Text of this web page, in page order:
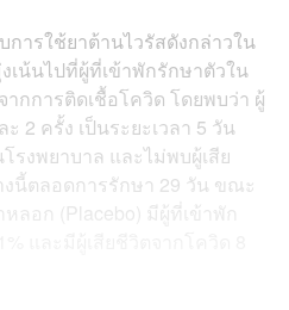
ารใช้ยาต้านไวรัสดังกล่าวใน
เน้นไปที่ผู้ที่เข้าพักรักษาตัวใน
กการติดเชื้อโควิด โดยพบว่า ผู้
2 ครั้ง เป็นระยะเวลา 5 วัน
รงพยาบาล และไม่พบผู้เสีย
นี้ตลอดการรักษา 29 วัน ขณะ
ลอก (Placebo) มีผู้ที่เข้าพัก